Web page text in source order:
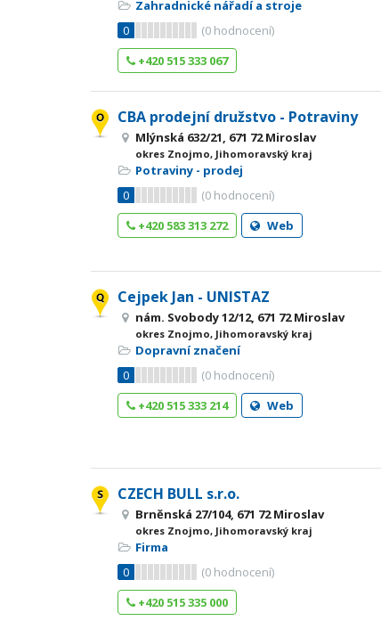
Zahradnické nářadí a stroje
0
(0 hodnocení)
+420 515 333 067
CBA prodejní družstvo - Potraviny
Mlýnská 632/21, 671 72 Miroslav
okres Znojmo, Jihomoravský kraj
Potraviny - prodej
0
(0 hodnocení)
+420 583 313 272
Web
Cejpek Jan - UNISTAZ
nám. Svobody 12/12, 671 72 Miroslav
okres Znojmo, Jihomoravský kraj
Dopravní značení
0
(0 hodnocení)
+420 515 333 214
Web
CZECH BULL s.r.o.
Brněnská 27/104, 671 72 Miroslav
okres Znojmo, Jihomoravský kraj
Firma
0
(0 hodnocení)
+420 515 335 000